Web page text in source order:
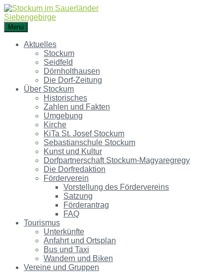
Menu
Aktuelles
Stockum
Seidfeld
Dörnholthausen
Die Dorf-Zeitung
Über Stockum
Historisches
Zahlen und Fakten
Umgebung
Kirche
KiTa St. Josef Stockum
Sebastianschule Stockum
Kunst und Kultur
Dorfpartnerschaft Stockum-Magyaregregy
Die Dorfredaktion
Förderverein
Vorstellung des Fördervereins
Satzung
Förderantrag
FAQ
Tourismus
Unterkünfte
Anfahrt und Ortsplan
Bus und Taxi
Wandern und Biken
Vereine und Gruppen